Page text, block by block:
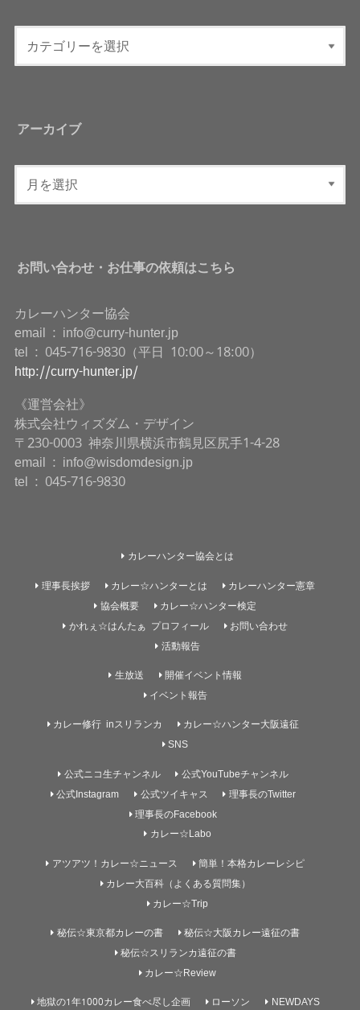
アーカイブ
お問い合わせ・お仕事の依頼はこちら
カレーハンター協会
email : info@curry-hunter.jp
tel : 045-716-9830（平日 10:00～18:00）
http://curry-hunter.jp/
《運営会社》
株式会社ウィズダム・デザイン
〒230-0003 神奈川県横浜市鶴見区尻手1-4-28
email : info@wisdomdesign.jp
tel : 045-716-9830
カレーハンター協会とは
理事長挨拶 カレー☆ハンターとは
カレーハンター憲章
協会概要
カレー☆ハンター検定
かれぇ☆はんたぁ プロフィール
お問い合わせ
活動報告
生放送
開催イベント情報
イベント報告
カレー修行 inスリランカ
カレー☆ハンター大阪遠征
SNS
公式ニコ生チャンネル
公式YouTubeチャンネル
公式Instagram
公式ツイキャス
理事長のTwitter
理事長のFacebook
カレー☆Labo
アツアツ！カレー☆ニュース
簡単！本格カレーレシピ
カレー大百科（よくある質問集）
カレー☆Trip
秘伝☆東京都カレーの書
秘伝☆大阪カレー遠征の書
秘伝☆スリランカ遠征の書
カレー☆Review
地獄の1年1000カレー食べ尽し企画 ローソン NEWDAYS